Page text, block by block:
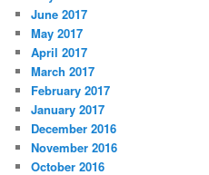
June 2017
May 2017
April 2017
March 2017
February 2017
January 2017
December 2016
November 2016
October 2016